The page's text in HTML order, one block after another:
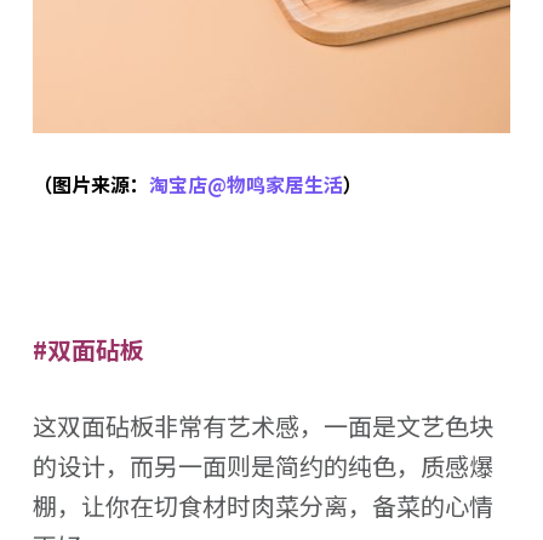
（图片来源： 淘宝店@物鸣家居生活）
#双面砧板
这双面砧板非常有艺术感，一面是文艺色块
的设计，而另一面则是简约的纯色，质感爆
棚，让你在切食材时肉菜分离，备菜的心情